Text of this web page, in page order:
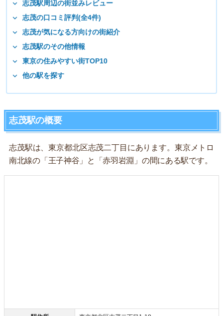
志茂駅周辺の街並みレビュー
志茂の口コミ評判(全4件)
志茂が気になる方向けの街紹介
志茂駅のその他情報
東京の住みやすい街TOP10
他の駅を探す
志茂駅の概要
志茂駅は、東京都北区志茂二丁目にあります。東京メトロ
南北線の「王子神谷」と「赤羽岩淵」の間にある駅です。